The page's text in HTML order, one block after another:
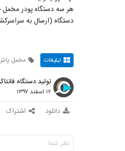
هر سه دستگاه پودر مخمل
دستگاه (ارسال به
تبلیغات مخمل
۱۲ اسفند ۱۳۹۷
دانلود اشتراک